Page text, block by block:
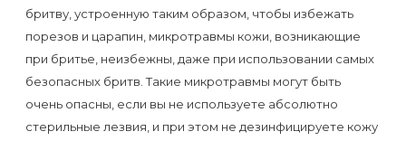
первый
раз
перед
важным
событием
бритву, устроенную таким образом, чтобы избежать
порезов и царапин, микротравмы кожи, возникающие
при бритье, неизбежны, даже при использовании самых
безопасных бритв. Такие микротравмы могут быть
очень опасны, если вы не используете абсолютно
стерильные лезвия, и при этом не дезинфицируете кожу